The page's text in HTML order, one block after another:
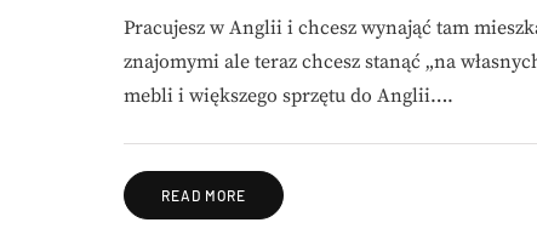
Pracujesz w Anglii i chcesz wynająć tam
znajomymi ale teraz chcesz stanąć „na
mebli i większego sprzętu do Anglii….
READ MORE